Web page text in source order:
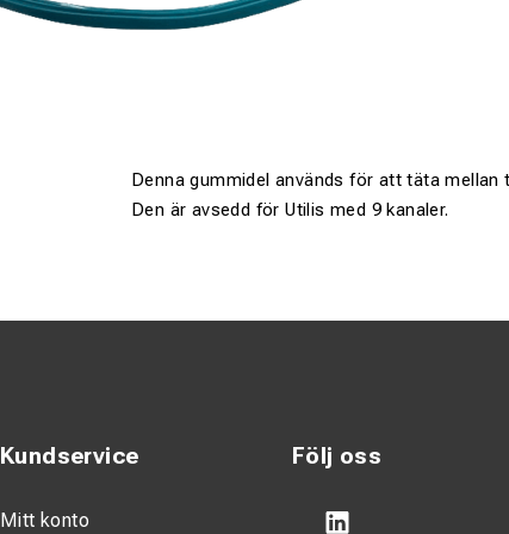
Denna gummidel används för att täta mellan
Den är avsedd för Utilis med 9 kanaler.
Följ oss
Kundservice
Mitt konto